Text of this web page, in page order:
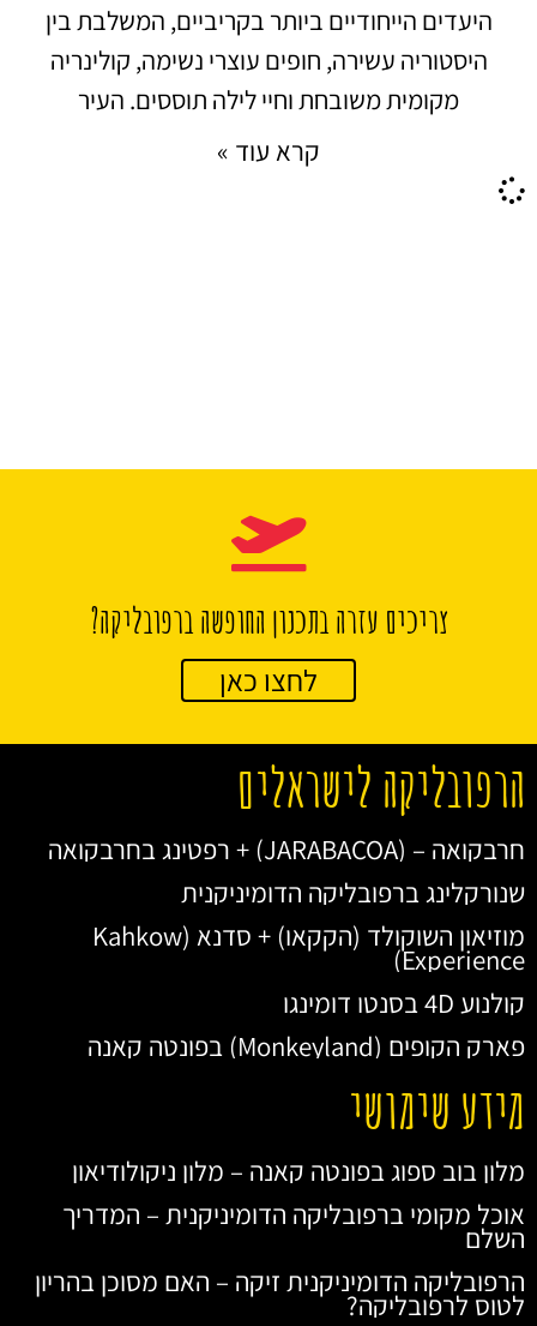
היעדים הייחודיים ביותר בקריביים, המשלבת בין
היסטוריה עשירה, חופים עוצרי נשימה, קולינריה
מקומית משובחת וחיי לילה תוססים. העיר
קרא עוד »
צריכים עזרה בתכנון החופשה ברפובליקה?
לחצו כאן
הרפובליקה לישראלים
חרבקואה – (JARABACOA) + רפטינג בחרבקואה
שנורקלינג ברפובליקה הדומיניקנית
מוזיאון השוקולד (הקקאו) + סדנא (Kahkow
Experience)
קולנוע 4D בסנטו דומינגו
פארק הקופים (Monkeyland) בפונטה קאנה
מידע שימושי
מלון בוב ספוג בפונטה קאנה – מלון ניקולודיאון
אוכל מקומי ברפובליקה הדומיניקנית – המדריך
השלם
הרפובליקה הדומיניקנית זיקה – האם מסוכן בהריון
לטוס לרפובליקה?